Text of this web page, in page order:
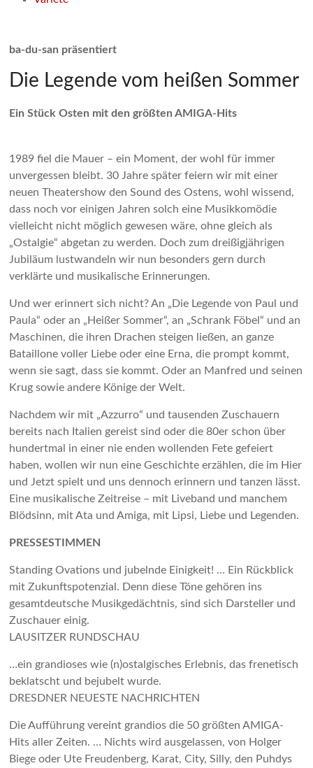
ba-du-san präsentiert
Die Legende vom heißen Sommer
Ein Stück Osten mit den größten AMIGA-Hits
1989 fiel die Mauer – ein Moment, der wohl für immer
unvergessen bleibt. 30 Jahre später feiern wir mit einer
neuen Theatershow den Sound des Ostens, wohl wissend,
dass noch vor einigen Jahren solch eine Musikkomödie
vielleicht nicht möglich gewesen wäre, ohne gleich als
„Ostalgie“ abgetan zu werden. Doch zum dreißigjährigen
Jubiläum lustwandeln wir nun besonders gern durch
verklärte und musikalische Erinnerungen.
Und wer erinnert sich nicht? An „Die Legende von Paul und
Paula“ oder an „Heißer Sommer“, an „Schrank Föbel“ und an
Maschinen, die ihren Drachen steigen ließen, an ganze
Bataillone voller Liebe oder eine Erna, die prompt kommt,
wenn sie sagt, dass sie kommt. Oder an Manfred und seinen
Krug sowie andere Könige der Welt.
Nachdem wir mit „Azzurro“ und tausenden Zuschauern
bereits nach Italien gereist sind oder die 80er schon über
hundertmal in einer nie enden wollenden Fete gefeiert
haben, wollen wir nun eine Geschichte erzählen, die im Hier
und Jetzt spielt und uns dennoch erinnern und tanzen lässt.
Eine musikalische Zeitreise – mit Liveband und manchem
Blödsinn, mit Ata und Amiga, mit Lipsi, Liebe und Legenden.
PRESSESTIMMEN
Standing Ovations und jubelnde Einigkeit! … Ein Rückblick
mit Zukunftspotenzial. Denn diese Töne gehören ins
gesamtdeutsche Musikgedächtnis, sind sich Darsteller und
Zuschauer einig.
LAUSITZER RUNDSCHAU
…ein grandioses wie (n)ostalgisches Erlebnis, das frenetisch
beklatscht und bejubelt wurde.
DRESDNER NEUESTE NACHRICHTEN
Die Aufführung vereint grandios die 50 größten AMIGA-
Hits aller Zeiten. … Nichts wird ausgelassen, von Holger
Biege oder Ute Freudenberg, Karat, City, Silly, den Puhdys